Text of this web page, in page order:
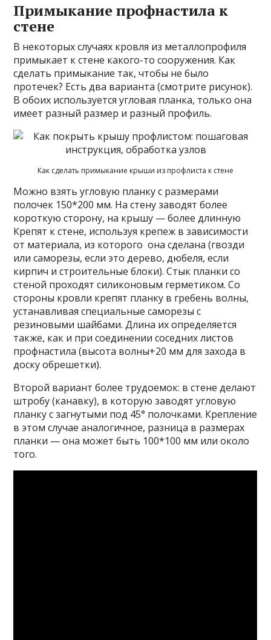
Примыкание профнастила к
стене
В некоторых случаях кровля из металлопрофиля
примыкает к стене какого-то сооружения. Как
сделать примыкание так, чтобы не было
протечек? Есть два варианта (смотрите рисунок).
В обоих используется угловая планка, только она
имеет разный размер и разный профиль.
Как сделать примыкание крыши из профлиста к стене
Можно взять угловую планку с размерами
полочек 150*200 мм. На стену заводят более
короткую сторону, на крышу — более длинную
Крепят к стене, используя крепеж в зависимости
от материала, из которого она сделана (гвозди
или саморезы, если это дерево, дюбеля, если
кирпич и строительные блоки). Стык планки со
стеной проходят силиконовым герметиком. Со
стороны кровли крепят планку в гребень волны,
устанавливая специальные саморезы с
резиновыми шайбами. Длина их определяется
также, как и при соединении соседних листов
профнастила (высота волны+20 мм для захода в
доску обрешетки).
Второй вариант более трудоемок: в стене делают
штробу (канавку), в которую заводят угловую
планку с загнутыми под 45° полочками. Крепление
в этом случае аналогичное, разница в размерах
планки — она может быть 100*100 мм или около
того.